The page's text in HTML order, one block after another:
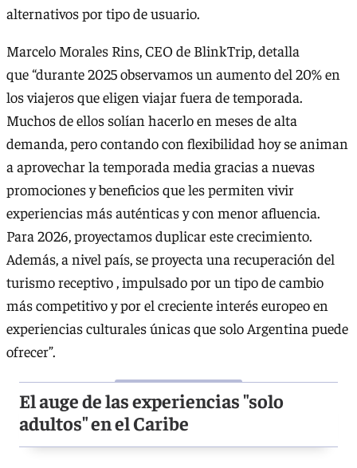
alternativos por tipo de usuario.
Marcelo Morales Rins, CEO de BlinkTrip, detalla
que “durante 2025 observamos un aumento del 20% en
los viajeros que eligen viajar fuera de temporada.
Muchos de ellos solían hacerlo en meses de alta
demanda, pero contando con flexibilidad hoy se animan
a aprovechar la temporada media gracias a nuevas
promociones y beneficios que les permiten vivir
experiencias más auténticas y con menor afluencia.
Para 2026, proyectamos duplicar este crecimiento.
Además, a nivel país, se proyecta una recuperación del
turismo receptivo , impulsado por un tipo de cambio
más competitivo y por el creciente interés europeo en
experiencias culturales únicas que solo Argentina puede
ofrecer”.
El auge de las experiencias "solo
adultos" en el Caribe